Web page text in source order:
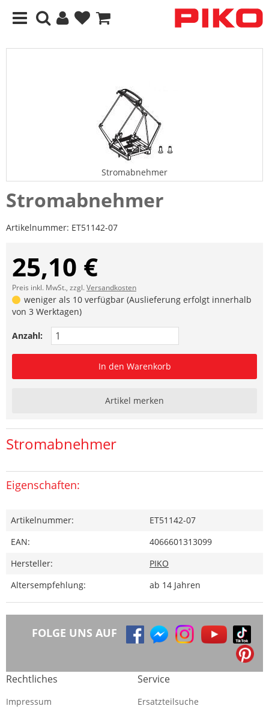
Stromabnehmer
Stromabnehmer
Artikelnummer: ET51142-07
25,10 €
Preis inkl. MwSt., zzgl.Versandkosten
weniger als 10 verfügbar (Auslieferung erfolgt innerhalb
von 3 Werktagen)
Anzahl:
In den Warenkorb
Artikel merken
Stromabnehmer
Eigenschaften:
Artikelnummer:
ET51142-07
EAN:
4066601313099
Hersteller:
PIKO
Altersempfehlung:
ab 14 Jahren
FOLGE UNS AUF
Rechtliches
Impressum
Service
Ersatzteilsuche